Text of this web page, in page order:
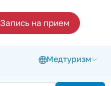
Запись на прием
Медтуризм